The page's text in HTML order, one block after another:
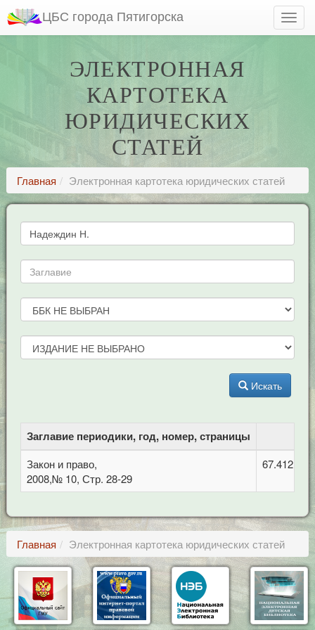
ЦБС города Пятигорска
ЭЛЕКТРОННАЯ
КАРТОТЕКА
ЮРИДИЧЕСКИХ
СТАТЕЙ
Главная Электронная картотека юридических статей
Искать
Заглавие периодики, год, номер, страницы
Закон и право,
2008,№ 10, Стр. 28-29
67.412.1
Главная Электронная картотека юридических статей